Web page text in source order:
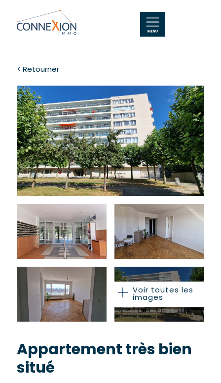
< Retourner
Voir toutes les
images
Appartement très bien
situé